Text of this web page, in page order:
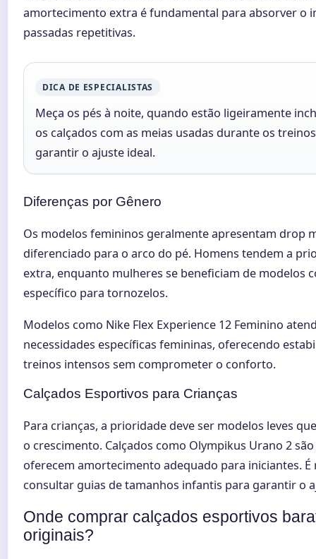
amortecimento extra é fundamental para absorver o
passadas repetitivas.
DICA DE ESPECIALISTAS
Meça os pés à noite, quando estão ligeiramente
os calçados com as meias usadas durante os
garantir o ajuste ideal.
Diferenças por Gênero
Os modelos femininos geralmente apresentam drop
diferenciado para o arco do pé. Homens tendem a
extra, enquanto mulheres se beneficiam de modelos
específico para tornozelos.
Modelos como Nike Flex Experience 12 Feminino
necessidades específicas femininas, oferecendo
treinos intensos sem comprometer o conforto.
Calçados Esportivos para Crianças
Para crianças, a prioridade deve ser modelos leves
o crescimento. Calçados como Olympikus Urano 2
oferecem amortecimento adequado para iniciantes. É
consultar guias de tamanhos infantis para garantir o
Onde comprar calçados esportivos
originais?